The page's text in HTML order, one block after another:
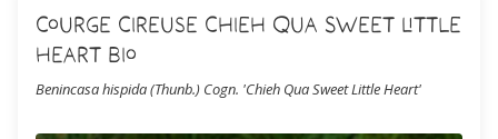
Courge Cireuse Chieh Qua Sweet Little
Heart Bio
Benincasa hispida (Thunb.) Cogn. 'Chieh Qua Sweet Little Heart'